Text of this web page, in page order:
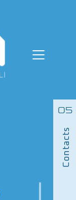
05
Contacts